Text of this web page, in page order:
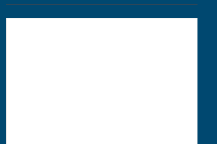
सहकारीसम्बन्धी उजुरी र गुनासो सङ्कलन गरी विश्लेषण
सरकारले कानुनी जटिलतालाई हटाउने: मन्त्री बस्नेत
विस्तार भइसक्छः मन्त्री तामाङ
गर्ने व्यवस्था मिलाउने:मन्त्री बस्नेत
रगत
प्रजनन स्वास्थ्यबारे सचेतना व्यापक गराउन सरोकारवालाको जोड